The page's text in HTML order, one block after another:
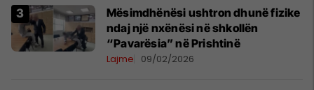
Mësimdhënësi ushtron dhunë fizike
ndaj një nxënësi në shkollën
“Pavarësia” në Prishtinë
Lajme 09/02/2026